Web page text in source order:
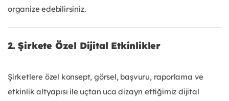
organize edebilirsiniz.
2. Şirkete Özel Dijital Etkinlikler
Şirketlere özel konsept, görsel, başvuru, raporlama ve
etkinlik altyapısı ile uçtan uca dizayn ettiğimiz dijital